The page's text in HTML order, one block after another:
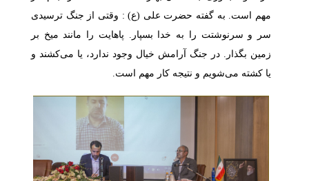
مهم است. به گفته حضرت علی (ع) : وقتی از جنگ ترسیدی
سر و سرنوشتت را به خدا بسپار. پاهایت را مانند میخ بر
زمین بگذار. در جنگ آرامش خیال وجود ندارد، یا می‌کشند و
یا کشته می‌شویم و نتیجه کار مهم است.